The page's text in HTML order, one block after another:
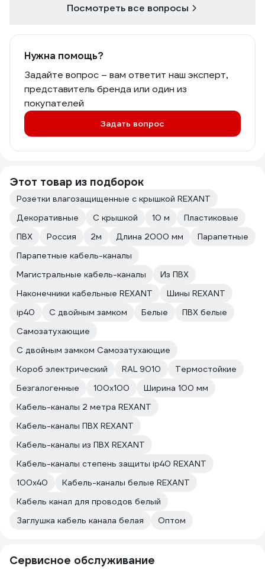
Посмотреть все вопросы
Нужна помощь?
Задайте вопрос – вам ответит наш эксперт,
представитель бренда или один из
покупателей
Задать вопрос
Этот товар из подборок
Розетки влагозащищенные с крышкой REXANT
Декоративные
С крышкой 10 м
Пластиковые
ПВХ
Россия 2м Длина 2000 мм
Парапетные
Парапетные кабель-каналы
Магистральные кабель-каналы
Из ПВХ
Наконечники кабельные REXANT
Шины REXANT
ip40
С двойным замком Белые
ПВХ белые
Самозатухающие
С двойным замком Самозатухающие
Короб электрический
RAL 9010
Термостойкие
Безгалогенные
100х100
Ширина 100 мм
Кабель-каналы 2 метра REXANT
Кабель-каналы ПВХ REXANT
Кабель-каналы из ПВХ REXANT
Кабель-каналы степень защиты ip40 REXANT
100х40
Кабель-каналы белые REXANT
Кабель канал для проводов белый
Заглушка кабель канала белая
Оптом
Сервисное обслуживание